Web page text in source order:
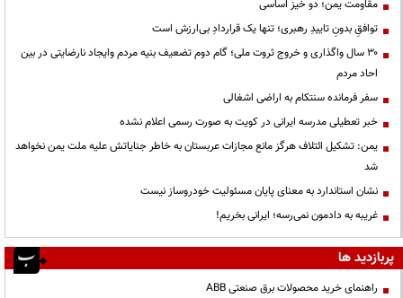
مقاومت یمن؛ دو خیز اساسی
توافقِ بدونِ تاییدِ رهبری؛ تنها یک قراردادِ بی‌ارزش است
۳۰ سال واگذاری و خروج ثروت ملی؛ گام دوم تضعیف بنیه مردم وایجاد نارضایتی در بین
احاد مردم
سفر فرمانده سنتکام به اراضی اشغالی
خبر تعطیلی مدرسه ایرانی در کویت به صورت رسمی اعلام نشده
یمن: تشکیل ائتلاف هرگز مانع مجازات عربستان به خاطر جنایاتش علیه ملت یمن نخواهد
شد
نشان استاندارد به معنای پایان مسئولیت خودروساز نیست
غریبه به دادمون نمی‌رسه؛ ایرانی بخریم!
پربازدید ها
راهنمای خرید محصولات برق صنعتی ABB